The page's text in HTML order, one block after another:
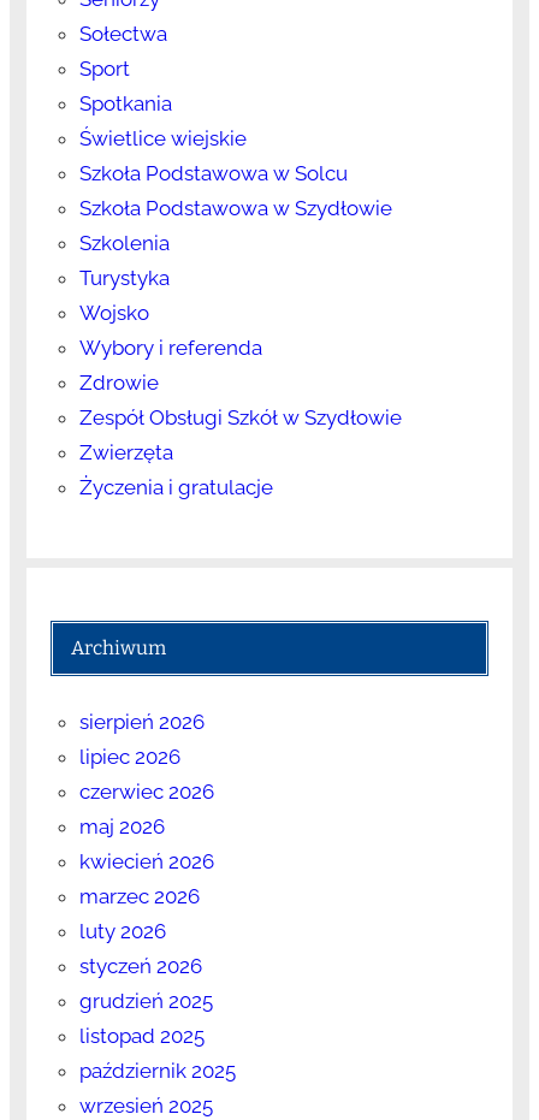
Sołectwa
Sport
Spotkania
Świetlice wiejskie
Szkoła Podstawowa w Solcu
Szkoła Podstawowa w Szydłowie
Szkolenia
Turystyka
Wojsko
Wybory i referenda
Zdrowie
Zespół Obsługi Szkół w Szydłowie
Zwierzęta
Życzenia i gratulacje
Archiwum
sierpień 2026
lipiec 2026
czerwiec 2026
maj 2026
kwiecień 2026
marzec 2026
luty 2026
styczeń 2026
grudzień 2025
listopad 2025
październik 2025
wrzesień 2025